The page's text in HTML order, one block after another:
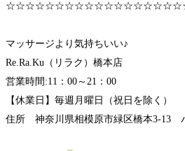
マッサージより気持ちいい♪
Re.Ra.Ku（リラク）橋本店
営業時間:11：00～21：00
【休業日】毎週月曜日（祝日を除く）
住所 神奈川県相模原市緑区橋本3-13